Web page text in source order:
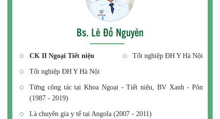
Bs. Lê Đỗ Nguyên
CK II Ngoại Tiết niệu Tốt nghiệp ĐH Y Hà Nội
Tốt nghiệp ĐH Y Hà Nội
Từng công tác tại Khoa Ngoại - Tiết niệu, BV Xanh - Pôn
(1987 - 2019)
Là chuyên gia y tế tại Angola (2007 - 2011)